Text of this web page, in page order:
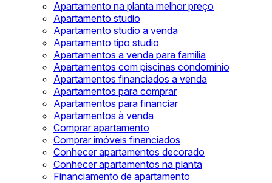
Apartamento na planta melhor preço
Apartamento studio
Apartamento studio a venda
Apartamento tipo studio
Apartamentos a venda para familia
Apartamentos com piscinas condomínio
Apartamentos financiados a venda
Apartamentos para comprar
Apartamentos para financiar
Apartamentos à venda
Comprar apartamento
Comprar imóveis financiados
Conhecer apartamentos decorado
Conhecer apartamentos na planta
Financiamento de apartamento